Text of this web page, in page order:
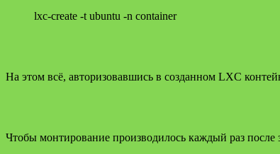
lxc-create -t ubuntu -n container
На этом всё, авторизовавшись в созданном LXC
Чтобы монтирование производилось каждый раз после